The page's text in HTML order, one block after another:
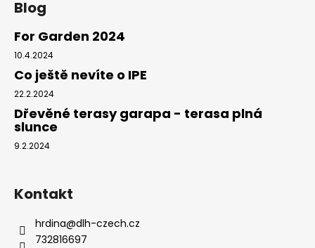
Blog
For Garden 2024
10.4.2024
Co ještě nevíte o IPE
22.2.2024
Dřevěné terasy garapa - terasa plná
slunce
9.2.2024
Kontakt
hrdina@dlh-czech.cz
732816697